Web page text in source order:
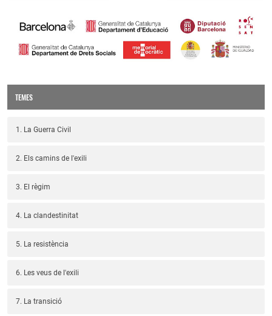
TEMES
1. La Guerra Civil
2. Els camins de l'exili
3. El règim
4. La clandestinitat
5. La resistència
6. Les veus de l'exili
7. La transició